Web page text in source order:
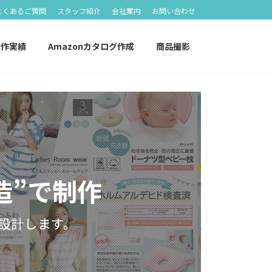
くあるご質問 スタッフ紹介 会社案内 お問い合わせ
実績 Amazonカタログ作成 商品撮影
”で制作
計します。